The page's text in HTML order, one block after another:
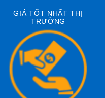
GIÁ TỐT NHẤT THỊ
TRƯỜNG